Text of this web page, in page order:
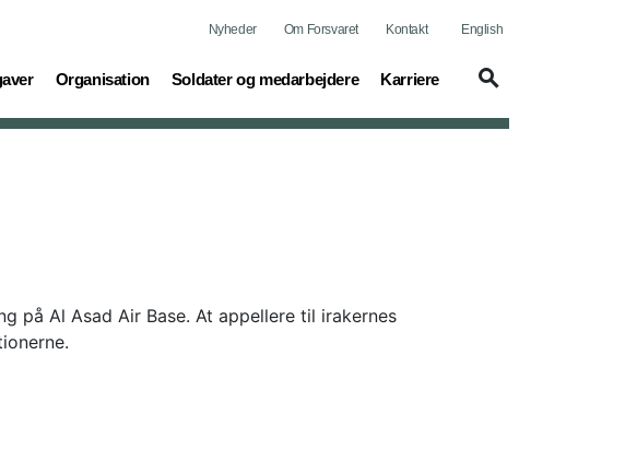
Nyheder Om Forsvaret Kontakt English
Organisation
(current) Soldater og medarbejdere
(current) Karriere
(current)
på Al Asad Air Base. At appellere til irakernes